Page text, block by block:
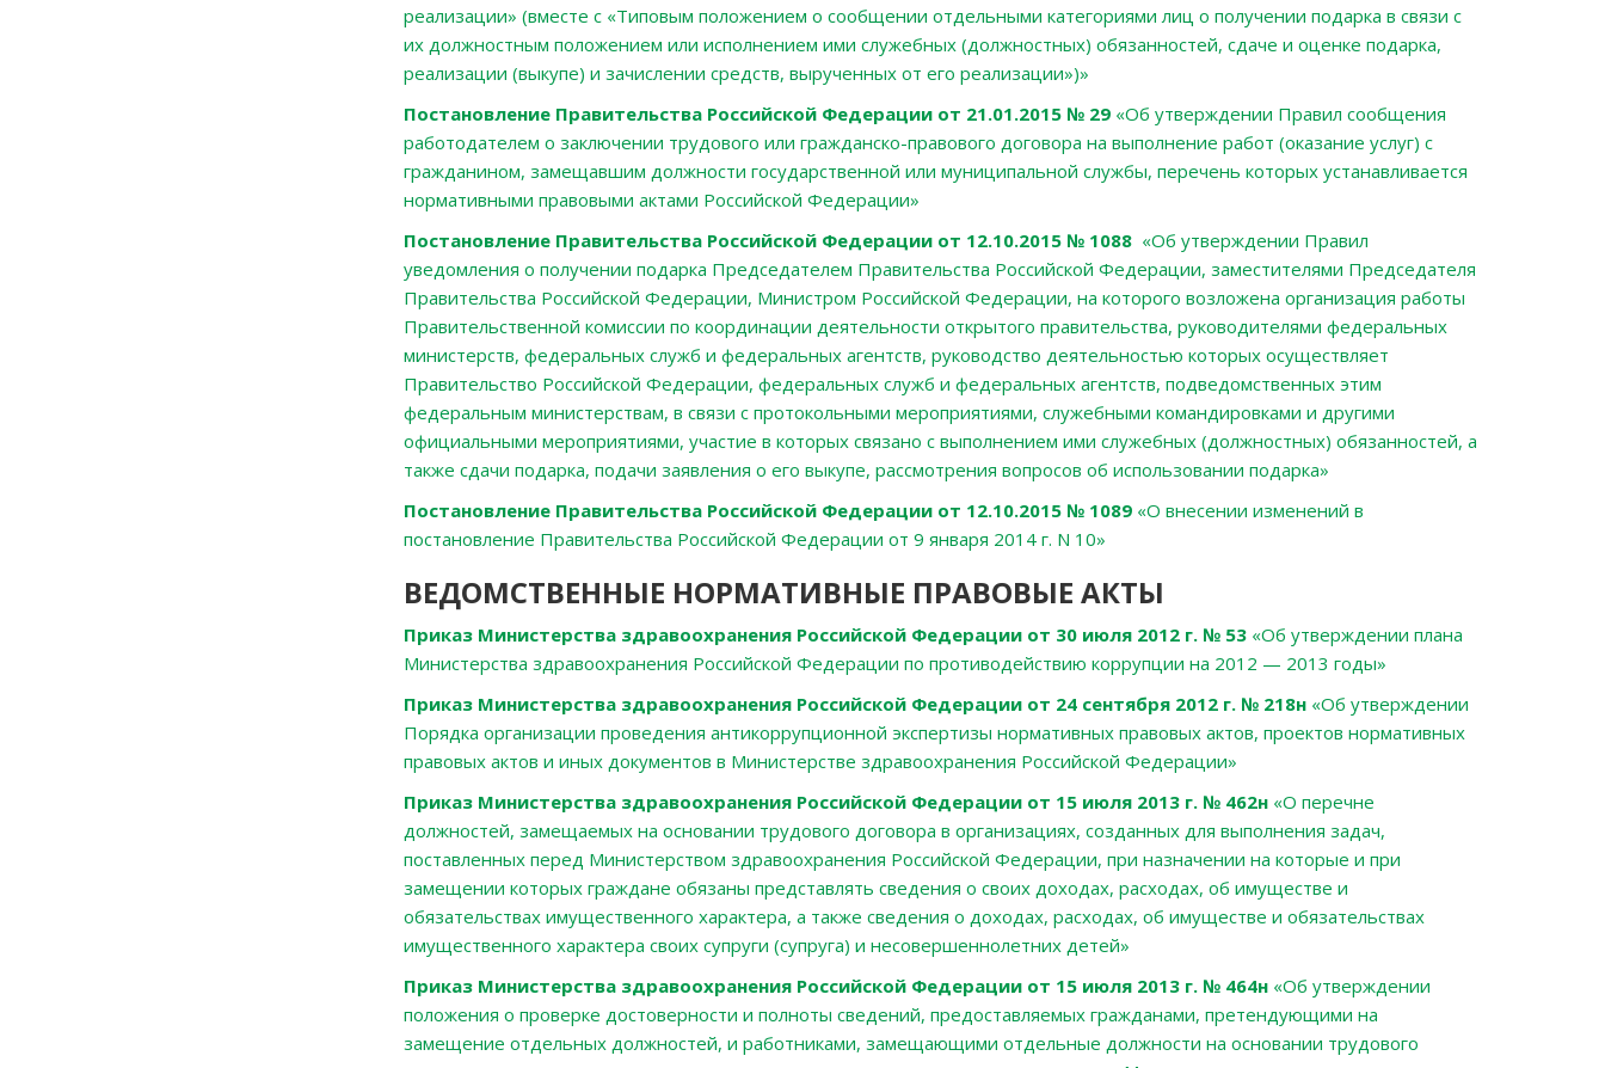
реализации» (вместе с «Типовым положением о сообщении отдельными категориями лиц о получении подарка в связи с
их должностным положением или исполнением ими служебных (должностных) обязанностей, сдаче и оценке подарка,
реализации (выкупе) и зачислении средств, вырученных от его реализации»)»
Постановление Правительства Российской Федерации от 21.01.2015 № 29 «Об утверждении Правил сообщения
работодателем о заключении трудового или гражданско-правового договора на выполнение работ (оказание услуг) с
гражданином, замещавшим должности государственной или муниципальной службы, перечень которых устанавливается
нормативными правовыми актами Российской Федерации»
Постановление Правительства Российской Федерации от 12.10.2015 № 1088 «Об утверждении Правил
уведомления о получении подарка Председателем Правительства Российской Федерации, заместителями Председателя
Правительства Российской Федерации, Министром Российской Федерации, на которого возложена организация работы
Правительственной комиссии по координации деятельности открытого правительства, руководителями федеральных
министерств, федеральных служб и федеральных агентств, руководство деятельностью которых осуществляет
Правительство Российской Федерации, федеральных служб и федеральных агентств, подведомственных этим
федеральным министерствам, в связи с протокольными мероприятиями, служебными командировками и другими
официальными мероприятиями, участие в которых связано с выполнением ими служебных (должностных) обязанностей, а
также сдачи подарка, подачи заявления о его выкупе, рассмотрения вопросов об использовании подарка»
Постановление Правительства Российской Федерации от 12.10.2015 № 1089 «О внесении изменений в
постановление Правительства Российской Федерации от 9 января 2014 г. N 10»
ВЕДОМСТВЕННЫЕ НОРМАТИВНЫЕ ПРАВОВЫЕ АКТЫ
Приказ Министерства здравоохранения Российской Федерации от 30 июля 2012 г. № 53 «Об утверждении плана
Министерства здравоохранения Российской Федерации по противодействию коррупции на 2012 — 2013 годы»
Приказ Министерства здравоохранения Российской Федерации от 24 сентября 2012 г. № 218н «Об утверждении
Порядка организации проведения антикоррупционной экспертизы нормативных правовых актов, проектов нормативных
правовых актов и иных документов в Министерстве здравоохранения Российской Федерации»
Приказ Министерства здравоохранения Российской Федерации от 15 июля 2013 г. № 462н «О перечне
должностей, замещаемых на основании трудового договора в организациях, созданных для выполнения задач,
поставленных перед Министерством здравоохранения Российской Федерации, при назначении на которые и при
замещении которых граждане обязаны представлять сведения о своих доходах, расходах, об имуществе и
обязательствах имущественного характера, а также сведения о доходах, расходах, об имуществе и обязательствах
имущественного характера своих супруги (супруга) и несовершеннолетних детей»
Приказ Министерства здравоохранения Российской Федерации от 15 июля 2013 г. № 464н «Об утверждении
положения о проверке достоверности и полноты сведений, предоставляемых гражданами, претендующими на
замещение отдельных должностей, и работниками, замещающими отдельные должности на основании трудового